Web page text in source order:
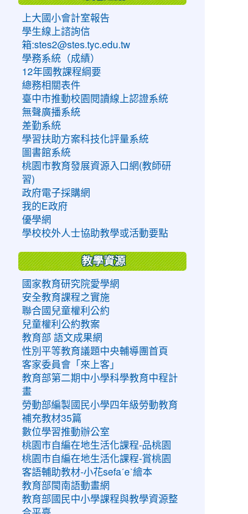
上大國小會計室報告
學生線上諮詢信
箱:stes2@stes.tyc.edu.tw
學務系統（成績）
12年國教課程綱要
總務相關表件
臺中市推動校園閱讀線上認證系統
無聲廣播系統
差勤系統
學習扶助方案科技化評量系統
圖書館系統
桃園市教育發展資源入口網(教師研
習)
政府電子採購網
我的E政府
優學網
學校校外人士協助教學或活動要點
教學資源
國家教育研究院愛學網
安全教育課程之實施
聯合國兒童權利公約
兒童權利公約教案
教育部 語文成果網
性別平等教育議題中央輔導團首頁
客家委員會「來上客」
教育部第二期中小學科學教育中程計
畫
勞動部編製國民小學四年級勞動教育
補充教材35篇
數位學習推動辦公室
桃園市自編在地生活化課程-品桃園
桃園市自編在地生活化課程-賞桃園
客語輔助教材-小花sefaˊeˋ繪本
教育部閩南語動畫網
教育部國民中小學課程與教學資源整